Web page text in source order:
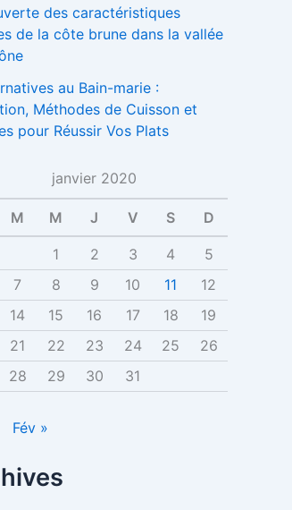
des caractéristiques
de la côte brune dans la vallée
au Bain-marie :
Méthodes de Cuisson et
pour Réussir Vos Plats
janvier 2020
M M J V S D
1 2 3 4
5
7 8 9 10 11
12
14 15 16 17 18
19
21 22 23 24 25
26
28 29 30 31
Fév »